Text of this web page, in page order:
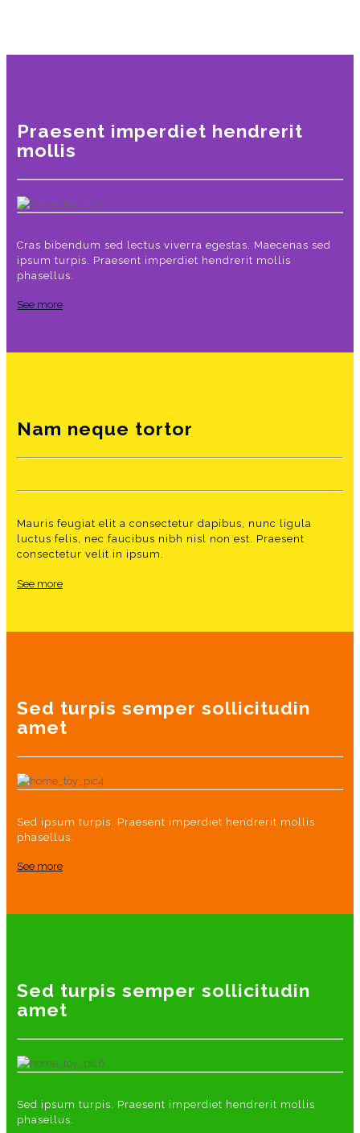
Praesent imperdiet hendrerit
mollis
Cras bibendum sed lectus viverra egestas. Maecenas sed
ipsum turpis. Praesent imperdiet hendrerit mollis
phasellus.
See more
Nam neque tortor
Mauris feugiat elit a consectetur dapibus, nunc ligula
luctus felis, nec faucibus nibh nisl non est. Praesent
consectetur velit in ipsum.
See more
Sed turpis semper sollicitudin
amet
Sed ipsum turpis. Praesent imperdiet hendrerit mollis
phasellus.
See more
Sed turpis semper sollicitudin
amet
Sed ipsum turpis. Praesent imperdiet hendrerit mollis
phasellus.